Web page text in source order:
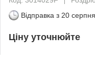
Відправка з 20
Ціну уточнюйте